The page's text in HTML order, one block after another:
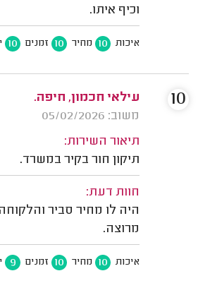
וכיף איתו.
איכות 10 מחיר 10 זמנים 10
עילאי חכמון, חיפה.
משוב: 05/02/2026
תיאור השירות:
תיקון חור בקיר במשרד.
חוות דעת:
היה לו מחיר סביר
מרוצה.
איכות 10 מחיר 10 זמנים 9
10